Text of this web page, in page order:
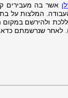
אשר בה מעבירים
המלצות על
ולהירשם
לאחר שנרשמתם